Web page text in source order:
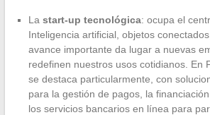
La start-up tecnológica: ocupa el
Inteligencia artificial, objetos
avance importante da lugar a nuevas
redefinen nuestros usos cotidianos. En
se destaca particularmente, con
para la gestión de pagos, la
los servicios bancarios en línea para